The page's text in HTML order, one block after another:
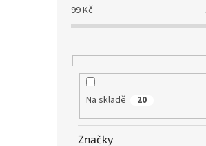
99Kč
Na skladě 20
Značky